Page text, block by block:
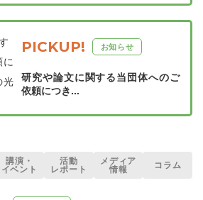
PICKUP! お知らせ
研究や論文に関する当団体へのご
依頼につき...
講演・
イベント
活動
レポート
メディア
情報
コラム